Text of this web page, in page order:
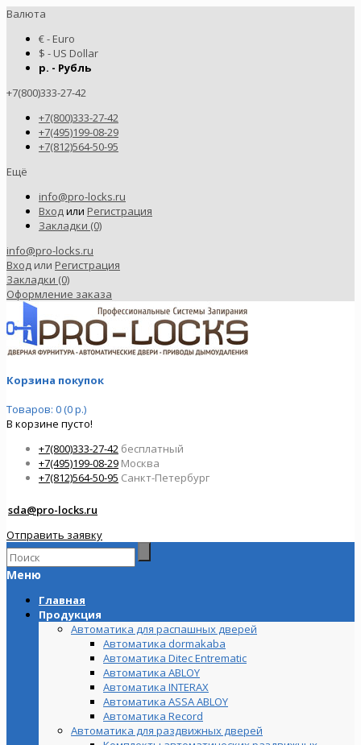
Валюта
€ - Euro
$ - US Dollar
р. - Рубль
+7(800)333-27-42
+7(800)333-27-42
+7(495)199-08-29
+7(812)564-50-95
Ещё
info@pro-locks.ru
Входили Регистрация
Закладки (0)
info@pro-locks.ru
Вход или Регистрация
Закладки (0)
Оформление заказа
Корзина покупок
Товаров: 0 (0 р.)
В корзине пусто!
+7(800)333-27-42 бесплатный
+7(495)199-08-29 Москва
+7(812)564-50-95 Санкт-Петербург
sda@pro-locks.ru
Отправить заявку
Меню
Главная
Продукция
Автоматика для распашных дверей
Автоматика dormakaba
Автоматика Ditec Entrematic
Автоматика ABLOY
Автоматика INTERAX
Автоматика ASSA ABLOY
Автоматика Record
Автоматика для раздвижных дверей